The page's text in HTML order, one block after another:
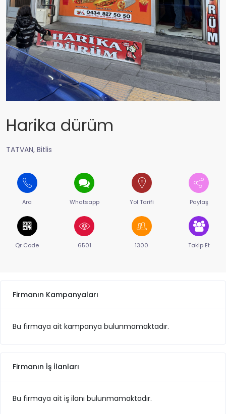
Harika dürüm
TATVAN, Bitlis
Ara Whatsapp Yol Tarifi Paylaş
Qr Code 6501 1300 Takip Et
Firmanın Kampanyaları
Bu firmaya ait kampanya bulunmamaktadır.
Firmanın İş İlanları
Bu firmaya ait iş ilanı bulunmamaktadır.